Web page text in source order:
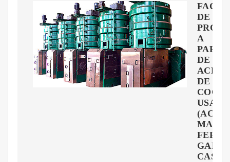
DE
A
DE
DE
(ACUs)
MARíA